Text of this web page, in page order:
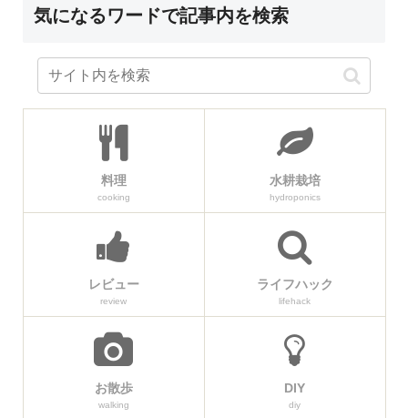
気になるワードで記事内を検索
料理
cooking
水耕栽培
hydroponics
レビュー
review
ライフハック
lifehack
お散歩
walking
DIY
diy